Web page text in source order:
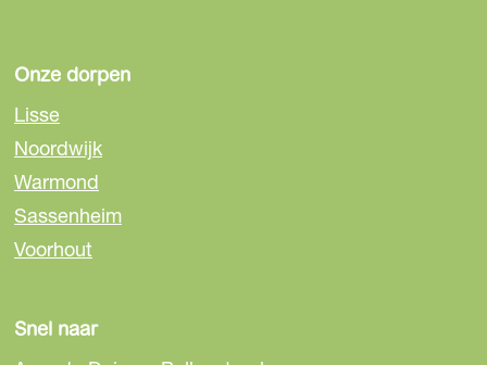
Onze dorpen
Lisse
Noordwijk
Warmond
Sassenheim
Voorhout
Snel naar